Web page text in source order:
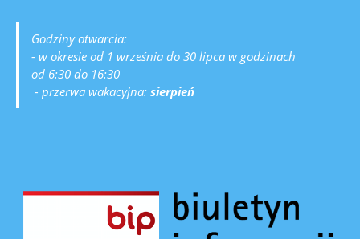
Godziny otwarcia:
- w okresie od 1 września do 30 lipca w godzinach
od 6:30 do 16:30
- przerwa wakacyjna: sierpień